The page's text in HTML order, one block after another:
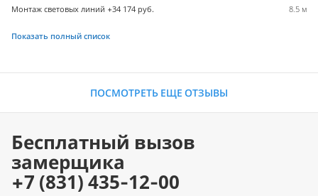
Монтаж световых линий +34 174 руб.
8.5 м
Показать полный список
ПОСМОТРЕТЬ ЕЩЕ ОТЗЫВЫ
Бесплатный вызов
замерщика
+7 (831) 435-12-00